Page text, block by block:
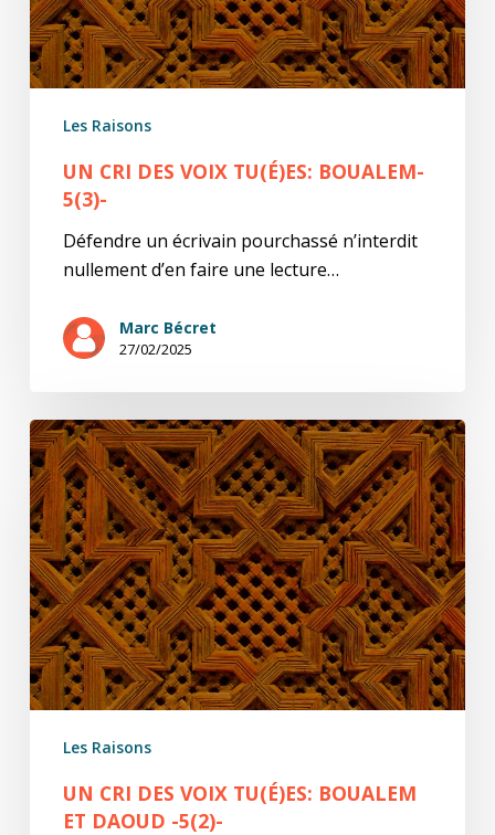
Les Raisons
UN CRI DES VOIX TU(É)ES: BOUALEM-
5(3)-
Défendre un écrivain pourchassé n’interdit
nullement d’en faire une lecture…
Marc Bécret
27/02/2025
Un
cri
des
voix
tu(é)es:
Boualem
et
Daoud
-5(2)-
Les Raisons
UN CRI DES VOIX TU(É)ES: BOUALEM
ET DAOUD -5(2)-